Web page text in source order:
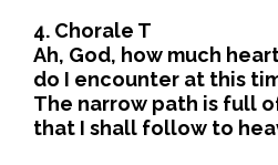
4. Chorale T
Ah, God, how much
do I encounter at this
The narrow path is full
that I shall follow to